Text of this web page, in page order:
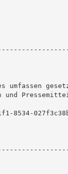
umfassen
und
8534-